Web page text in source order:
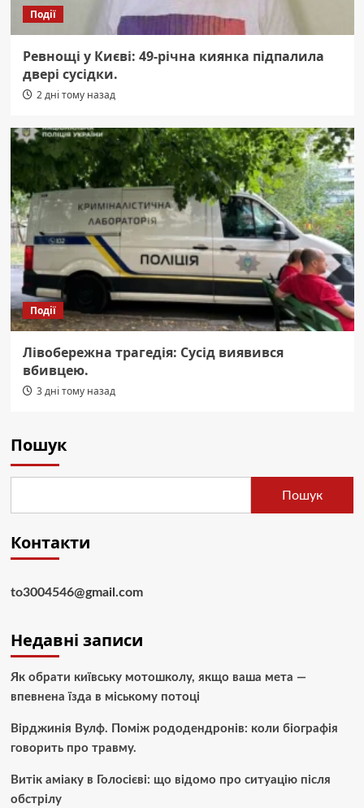
Події
Ревнощі у Києві: 49-річна киянка підпалила
двері сусідки.
2 дні тому назад
Події
Лівобережна трагедія: Сусід виявився
вбивцею.
3 дні тому назад
Пошук
Пошук
Контакти
to3004546@gmail.com
Недавні записи
Як обрати київську мотошколу, якщо ваша мета —
впевнена їзда в міському потоці
Вірджинія Вулф. Поміж рододендронів: коли біографія
говорить про травму.
Витік аміаку в Голосієві: що відомо про ситуацію після
обстрілу